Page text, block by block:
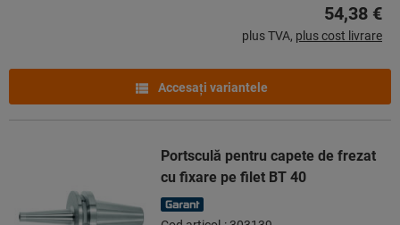
54,38 €
plus TVA, plus cost livrare
Accesaţi variantele
Portsculă pentru capete de frezat
cu fixare pe filet BT 40